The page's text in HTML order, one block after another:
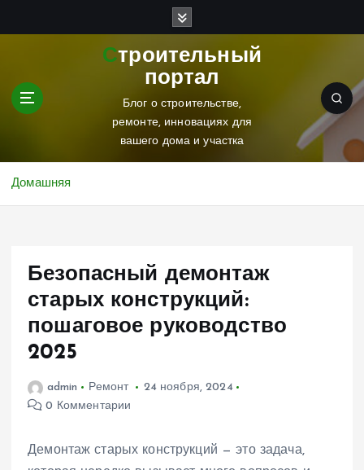
Строительный
портал
Блог о строительстве,
ремонте, инновациях для
вашего дома и участка
Домашняя
Безопасный демонтаж
старых конструкций:
пошаговое руководство
2025
admin Ремонт
24 ноября, 2024
0 Комментарии
Демонтаж старых конструкций — это задача,